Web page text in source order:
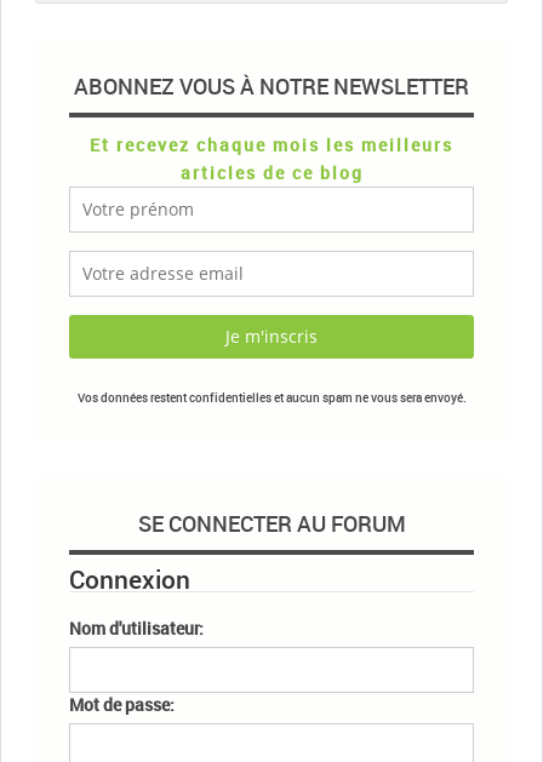
ABONNEZ VOUS À NOTRE NEWSLETTER
Et recevez chaque mois les meilleurs
articles de ce blog
Vos données restent confidentielles et aucun spam ne vous sera envoyé.
SE CONNECTER AU FORUM
Connexion
Nom d'utilisateur:
Mot de passe: